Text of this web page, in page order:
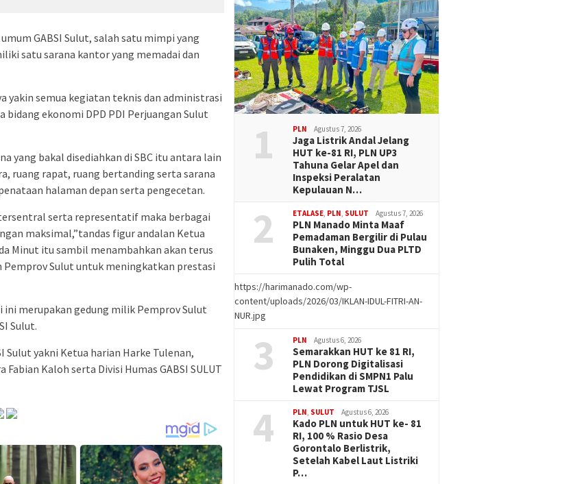
GABSI Sulut, salah satu mimpi yang
satu sarana kantor yang memadai dan
yakin semua kegiatan teknis dan administrasi
ekonomi DPD PDI Perjuangan Sulut
yang bakal disediahkan di SBC itu antara lain
ruang rapat, ruang bertanding serta sarana
halaman depan serta pengecetan.
serta representatif maka berbagai
maksimal,”tandas figur andalan Ketua
Minut itu sambil menambahkan akan terus
Pemprov Sulut untuk meningkatkan prestasi
ini merupakan gedung milik Pemprov Sulut
Sulut.
yakni Ketua harian Harke Tulenan,
Kaloh serta Divisi Humas GABSI SULUT
1 PLN Agustus 7, 2026
Jaga Listrik Andal Jelang
HUT ke-81 RI, PLN UP3
Tahuna Gelar Apel dan
Inspeksi Peralatan
Kepulauan N…
2 ETALASE PLN SULUT Agustus 7, 2026
PLN Manado Minta Maaf
Pemadaman Bergilir di Pulau
Bunaken, Minggu Dua PLTD
Pulih Total
https://harimanado.com/wp-
content/uploads/2026/03/IKLAN-IDUL-FITRI-AN-
NUR.jpg
3 PLN Agustus 6, 2026
Semarakkan HUT ke 81 RI,
PLN Dorong Digitalisasi
Pendidikan di SMPN1 Palu
Lewat Program TJSL
4 PLN SULUT Agustus 6, 2026
Kado PLN untuk HUT ke- 81
RI, 100 % Rasio Desa
Gorontalo Berlistrik,
Setelah Kabel Laut Listriki
P…